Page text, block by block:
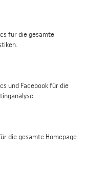
für die gesamte
und Facebook für die
die gesamte Homepage.